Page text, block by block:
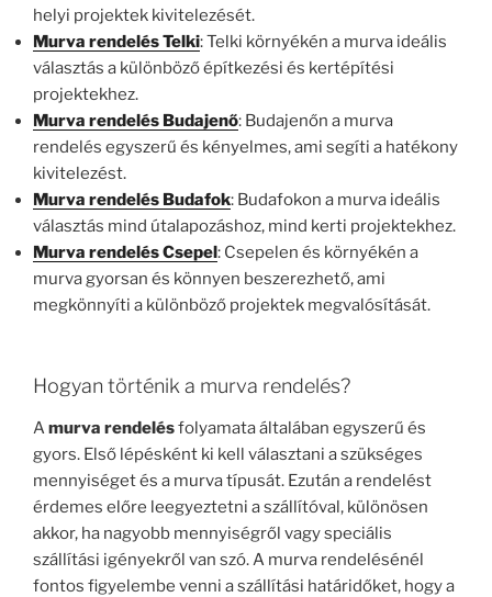
helyi projektek kivitelezését.
Murva rendelés Telki: Telki környékén a murva ideális
választás a különböző építkezési és kertépítési
projektekhez.
Murva rendelés Budajenő: Budajenőn a murva
rendelés egyszerű és kényelmes, ami segíti a hatékony
kivitelezést.
Murva rendelés Budafok: Budafokon a murva ideális
választás mind útalapozáshoz, mind kerti projektekhez.
Murva rendelés Csepel: Csepelen és környékén a
murva gyorsan és könnyen beszerezhető, ami
megkönnyíti a különböző projektek megvalósítását.
Hogyan történik a murva rendelés?
Amurva rendelésfolyamata általában egyszerű és
gyors. Első lépésként ki kell választani a szükséges
mennyiséget és a murva típusát. Ezután a rendelést
érdemes előre leegyeztetni a szállítóval, különösen
akkor, ha nagyobb mennyiségről vagy speciális
szállítási igényekről van szó. A murva rendelésénél
fontos figyelembe venni a szállítási határidőket, hogy a